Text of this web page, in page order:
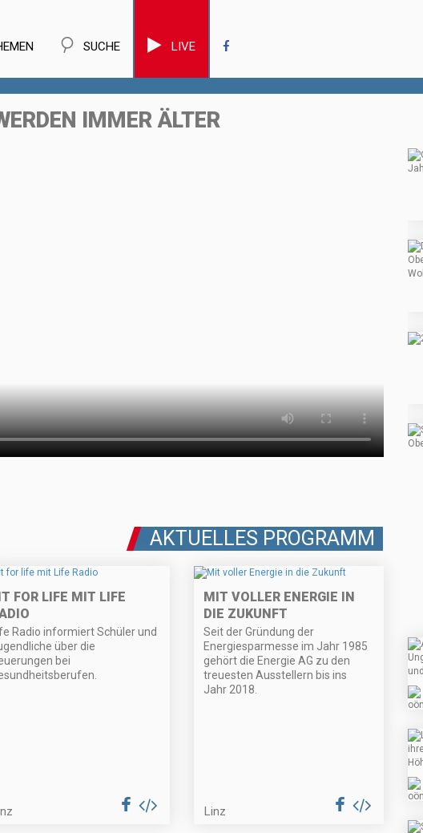
SUCHE LIVE
IMMER ÄLTER
AKTUELLES PROGRAMM
FOR LIFE MIT LIFE
Radio informiert Schüler und
über die
bei
MIT VOLLER ENERGIE IN
DIE ZUKUNFT
Seit der Gründung der
Energiesparmesse im Jahr 1985
gehört die Energie AG zu den
treuesten Ausstellern bis ins
Jahr 2018.
Linz